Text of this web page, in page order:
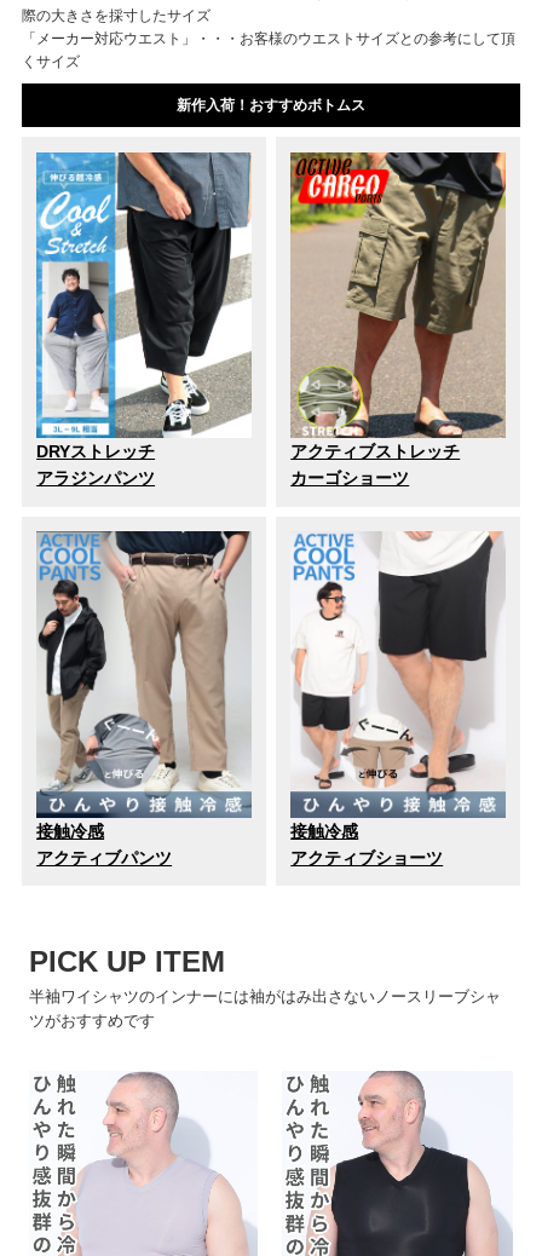
際の大きさを採寸したサイズ
「メーカー対応ウエスト」・・・お客様のウエストサイズとの参考にして頂
くサイズ
新作入荷！おすすめボトムス
DRYストレッチ
アラジンパンツ
アクティブストレッチ
カーゴショーツ
接触冷感
アクティブパンツ
接触冷感
アクティブショーツ
PICK UP ITEM
半袖ワイシャツのインナーには袖がはみ出さないノースリーブシャ
ツがおすすめです